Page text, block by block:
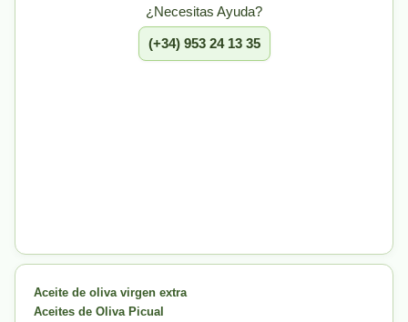
¿Necesitas Ayuda?
(+34) 953 24 13 35
Aceite de oliva virgen extra
Aceites de Oliva Picual